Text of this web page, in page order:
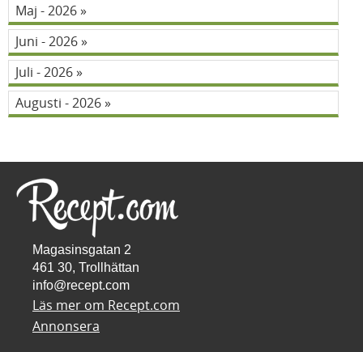
Maj - 2026
Juni - 2026
Juli - 2026
Augusti - 2026
Magasinsgatan 2
461 30, Trollhättan
info@recept.com
Läs mer om Recept.com
Annonsera